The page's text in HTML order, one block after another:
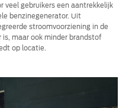
veel gebruikers een aantrekkelijk
benzinegenerator. Uit
stroomvoorziening in de
is, maar ook minder brandstof
op locatie.